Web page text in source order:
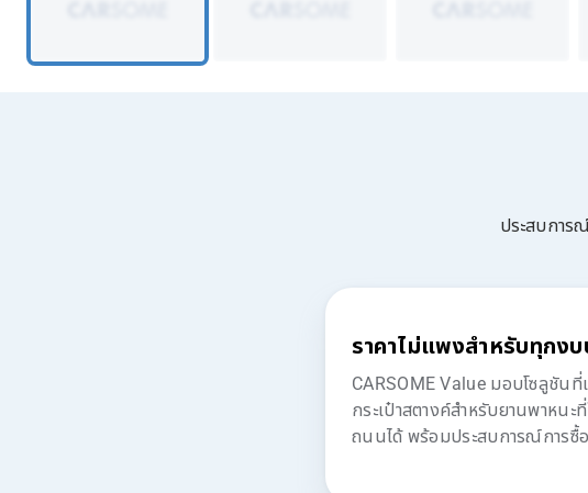
ประสบการ
ราคาไม่แพงสำหรับทุกง
CARSOME Value มอบโซลูชัน
กระเป๋าสตางค์สำหรับยานพาหน
ถนนได้ พร้อมประสบการณ์การซื้